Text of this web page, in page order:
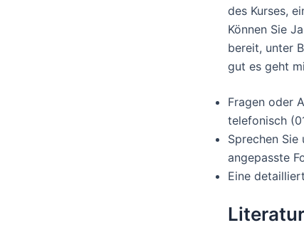
des Kurses,
Können Sie
bereit, unter
gut es geht
Fragen oder
telefonisch
Sprechen Sie
angepasste
Eine